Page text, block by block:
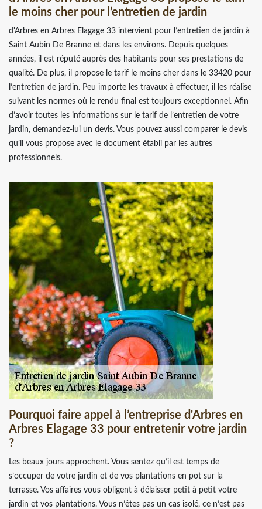
le moins cher pour l’entretien de jardin
d'Arbres en Arbres Elagage 33 intervient pour l’entretien de jardin à
Saint Aubin De Branne et dans les environs. Depuis quelques
années, il est réputé auprès des habitants pour ses prestations de
qualité. De plus, il propose le tarif le moins cher dans le 33420 pour
l’entretien de jardin. Peu importe les travaux à effectuer, il les réalise
suivant les normes où le rendu final est toujours exceptionnel. Afin
d’avoir toutes les informations sur le tarif de l’entretien de votre
jardin, demandez-lui un devis. Vous pouvez aussi comparer le devis
qu’il vous propose avec le document établi par les autres
professionnels.
Pourquoi faire appel à l’entreprise d'Arbres en
Arbres Elagage 33 pour entretenir votre jardin
?
Les beaux jours approchent. Vous sentez qu’il est temps de
s’occuper de votre jardin et de vos plantations en pot sur la
terrasse. Vos affaires vous obligent à délaisser petit à petit votre
jardin et vos plantations. Vous n’êtes pas un cas isolé, ce n’est pas